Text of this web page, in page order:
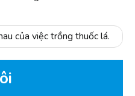
của việc trồng thuốc lá.